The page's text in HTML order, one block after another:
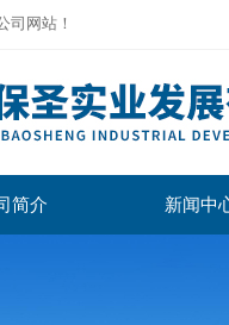
司网站！
简介 新闻中